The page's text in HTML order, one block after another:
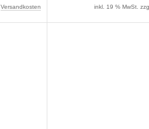
Versandkosten inkl. 19 % MwSt.